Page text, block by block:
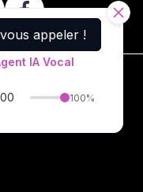
appeler !
IA Vocal
100%